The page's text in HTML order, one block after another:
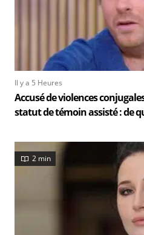
Il y a 5 Heures
Accusé de violences
statut de témoin assisté : de
2 min